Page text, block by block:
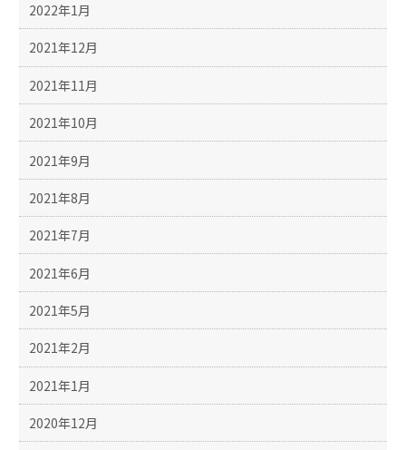
2022年1月
2021年12月
2021年11月
2021年10月
2021年9月
2021年8月
2021年7月
2021年6月
2021年5月
2021年2月
2021年1月
2020年12月